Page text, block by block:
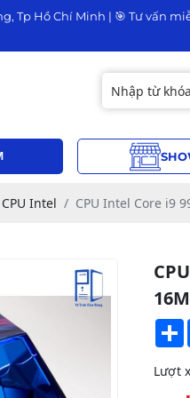
Tp Hồ Chí Minh | 🎯 Tư vấn
CPU Intel CPU Intel Core i9
Lượt